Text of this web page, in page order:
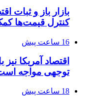
بازار باز و ثبات
کنترل قیمت‌ها
16 ساعت پیش
اقتصاد آمریکا
توجهی مواجه
18 ساعت پیش